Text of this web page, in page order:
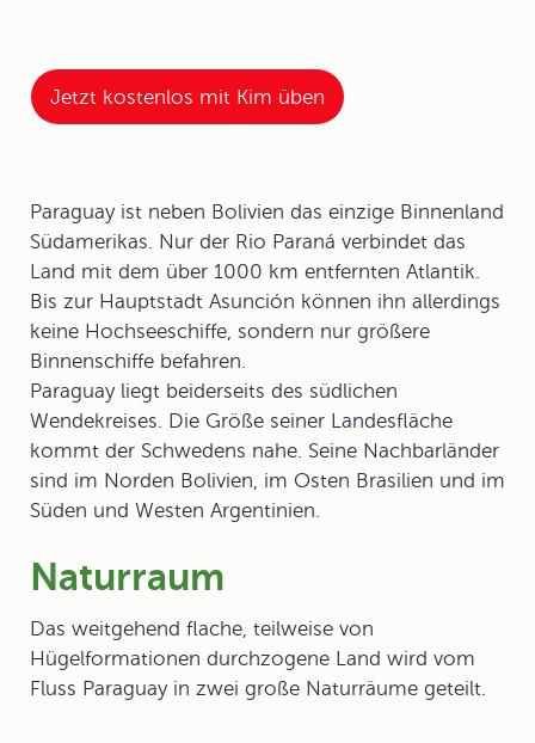
Jetzt kostenlos mit Kim üben
Paraguay ist neben Bolivien das einzige Binnenland
Südamerikas. Nur der Rio Paraná verbindet das
Land mit dem über 1000 km entfernten Atlantik.
Bis zur Hauptstadt Asunción können ihn allerdings
keine Hochseeschiffe, sondern nur größere
Binnenschiffe befahren.
Paraguay liegt beiderseits des südlichen
Wendekreises. Die Größe seiner Landesfläche
kommt der Schwedens nahe. Seine Nachbarländer
sind im Norden Bolivien, im Osten Brasilien und im
Süden und Westen Argentinien.
Naturraum
Das weitgehend flache, teilweise von
Hügelformationen durchzogene Land wird vom
Fluss Paraguay in zwei große Naturräume geteilt.